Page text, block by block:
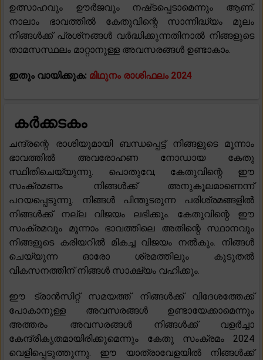
ഉത്സാഹവും ഊർജവും നഷ്‌ടപ്പെടാമെന്നും ആണ്.
നാലാം ഭാവത്തിൽ കേതുവിന്റെ സാന്നിദ്ധ്യം മൂലം
നിങ്ങൾക്ക് പ്രശ്‌നങ്ങൾ വർദ്ധിക്കുന്നതിനാൽ നിങ്ങളുടെ
താമസസ്ഥലം മാറ്റാനുള്ള അവസരങ്ങൾ ഉണ്ടാകാം.
ഇതും വായിക്കുക: മിഥുനം രാശിഫലം 2024
കർക്കടകം
ചന്ദ്രന്റെ രാശിയുമായി ബന്ധപ്പെട്ട് നിങ്ങളുടെ മൂന്നാം
ഭാവത്തിൽ അവരോഹണ നോഡായ കേതു
സ്ഥിതിചെയ്യുന്നു. പൊതുവേ, കേതുവിന്റെ ഈ
സംക്രമണം നിങ്ങൾക്ക് അനുകൂലമാണെന്ന്
പറയപ്പെടുന്നു. നിങ്ങൾ പിന്തുടരുന്ന പരിശ്രമങ്ങളിൽ
നിങ്ങൾക്ക് നല്ല വിജയം ലഭിക്കും. കേതുവിന്റെ ഈ
സംക്രമവും മൂന്നാം ഭാവത്തിലെ അതിന്റെ സ്ഥാനവും
നിങ്ങളുടെ കരിയറിൽ മികച്ച വിജയം നൽകും. നിങ്ങൾ
ചെയ്യുന്ന ഓരോ ശ്രമത്തിലും കൂടുതൽ
വികസനത്തിന് നിങ്ങൾ സാക്ഷ്യം വഹിക്കും.
ഈ ട്രാൻസിറ്റ് സമയത്ത് നിങ്ങൾക്ക് വിദേശത്തേക്ക്
പോകാനുള്ള അവസരങ്ങൾ ഉണ്ടായേക്കാമെന്നും
അത്തരം അവസരങ്ങൾ നിങ്ങൾക്ക് വളർച്ചാ
കേന്ദ്രീകൃതമായിരിക്കുമെന്നും കേതു സംക്രമം 2024
വെളിപ്പെടുത്തുന്നു. ഈ യാത്രാവേളയിൽ നിങ്ങൾക്ക്